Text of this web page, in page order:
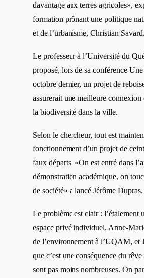
davantage aux terres agricoles»,
formation prônant une politique
et de l’urbanisme, Christian Savard.
Le professeur à l’Université du
proposé, lors de sa conférence
octobre dernier, un projet de
assurerait une meilleure
la biodiversité dans la ville.
Selon le chercheur, tout est
fonctionnement d’un projet de
faux départs. «On est entré dans l’
démonstration académique, on
de société» a lancé Jérôme Dupras.
Le problème est clair : l’étalement
espace privé individuel. Anne-
de l’environnement à l’UQAM, et
que c’est une conséquence du rêve
sont pas moins nombreuses. On